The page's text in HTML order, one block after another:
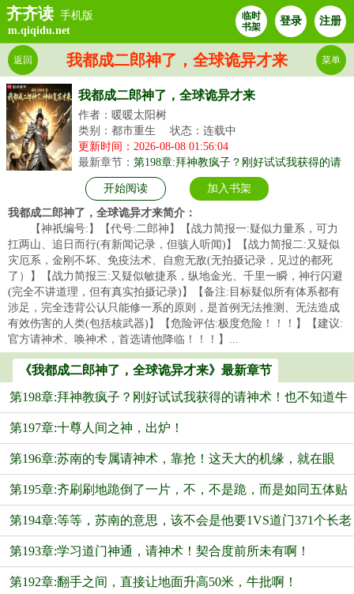
齐齐读 手机版
m.qiqidu.net
临时
书架
登录 注册
我都成二郎神了，全球诡异才来
返回 菜单
我都成二郎神了，全球诡异才来
作者：暖暖太阳树
类别：都市重生
状态：连载中
更新时间：2026-08-08 01:56:04
最新章节： 第198章:拜神教疯子？刚好试试我获得的请
神术！也不知道牛不牛？
开始阅读
加入书架
我都成二郎神了，全球诡异才来简介：
【神祇编号:】【代号:二郎神】【战力简报一:疑似力量系，可力
扛两山、追日而行(有新闻记录，但骇人听闻)】【战力简报二:又疑似
灾厄系，金刚不坏、免疫法术、自愈无敌(无拍摄记录，见过的都死
了）】【战力简报三:又疑似敏捷系，纵地金光、千里一瞬，神行闪避
(完全不讲道理，但有真实拍摄记录)】【备注:目标疑似所有体系都有
涉足，完全违背公认只能修一系的原则，是首例无法推测、无法造成
有效伤害的人类(包括核武器)】【危险评估:极度危险！！！】【建议:
官方请神术、唤神术，首选请他降临！！！】...
《我都成二郎神了，全球诡异才来》最新章节
第198章:拜神教疯子？刚好试试我获得的请神术！也不知道牛
不牛？
第197章:十尊人间之神，出炉！
第196章:苏南的专属请神术，靠抢！这天大的机缘，就在眼
前，急死了人！
第195章:齐刷刷地跪倒了一片，不，不是跪，而是如同五体贴
地！
第194章:等等，苏南的意思，该不会是他要1VS道门371个长老
团吧？
第193章:学习道门神通，请神术！契合度前所未有啊！
第192章:翻手之间，直接让地面升高50米，牛批啊！